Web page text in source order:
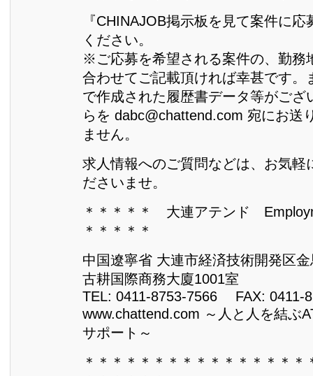
『CHINAJOB掲示板を見て案件に
ください。
※ご応募を希望される案件の、勤務
合わせてご記載頂ければ幸甚です。
で作成された履歴書データ等がござ
らを dabc@chattend.com 宛にお送
ません。
求人情報へのご質問などは、お気軽
ださいませ。
＊＊＊＊＊ 大連アテンド
＊＊＊＊＊
中国遼寧省 大連市経済技術開発区
古耕国際商務大廈1001室
TEL: 0411-8753-7566 FAX: 0411-
www.chattend.com ～人と人を結ぶ
サポート～
＊＊＊＊＊＊＊＊＊＊＊＊＊＊＊＊